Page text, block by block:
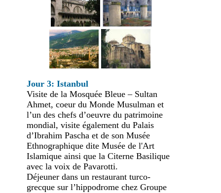
Jour 3: Istanbul
Visite de la Mosquée Bleue – Sultan
Ahmet, coeur du Monde Musulman et
l’un des chefs d’oeuvre du patrimoine
mondial, visite également du Palais
d’Ibrahim Pascha et de son Musée
Ethnographique dite Musée de l'Art
Islamique ainsi que la Citerne Basilique
avec la voix de Pavarotti.
Déjeuner dans un restaurant turco-
grecque sur l’hippodrome chez Groupe